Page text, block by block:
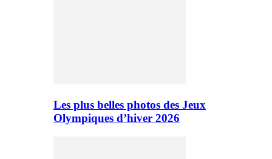
Les plus belles photos des Jeux
Olympiques d’hiver 2026